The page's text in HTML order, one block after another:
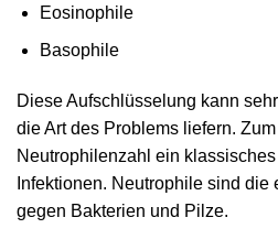
Eosinophile
Basophile
Diese Aufschlüsselung kann
die Art des Problems liefern.
Neutrophilenzahl ein
Infektionen. Neutrophile sind die
gegen Bakterien und Pilze.